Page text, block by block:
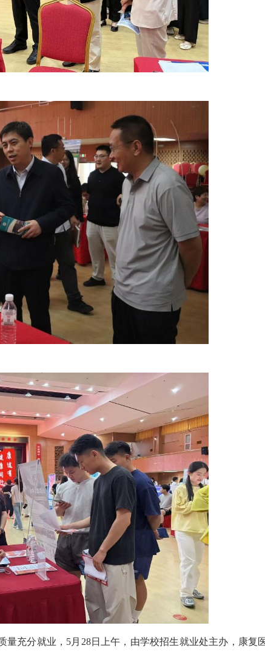
充分就业，5月28日上午，由学校招生就业处主办，康复